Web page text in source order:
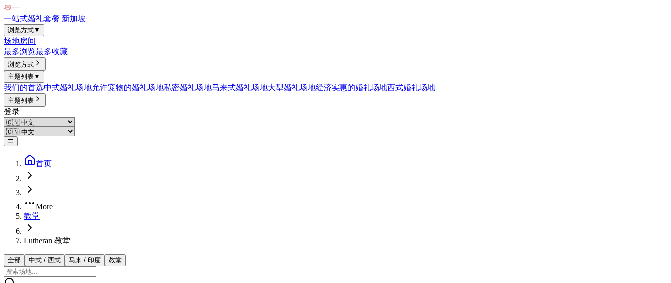
一站式婚礼套餐 新加坡
浏览方式▼
场地房间
最多浏览最多收藏
浏览方式
主题列表▼
我们的首选中式婚礼场地允许宠物的婚礼场地私密婚礼场地马来式婚礼场地大型婚礼场地经济实惠的婚礼场地西式婚礼场地
主题列表
登录
☰
首页
More
教堂
Lutheran 教堂
全部 中式 / 西式 马来 / 印度 教堂